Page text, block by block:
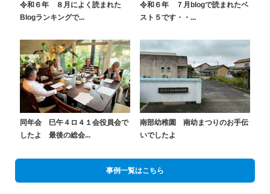
令和６年 ８月によく読まれた
Blogランキングで...
令和６年 ７月blogで読まれたベ
スト５です・・...
同年会 巳午４ロ４１会役員会で
したよ 最後の総会...
南部幼稚園 南幼まつりのお手伝
いでしたよ
事例一覧はこちら